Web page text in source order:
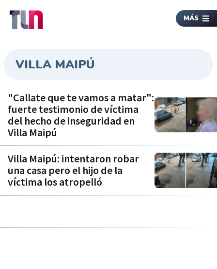
MÁS
VILLA MAIPÚ
"Callate que te vamos a matar":
fuerte testimonio de víctima
del hecho de inseguridad en
Villa Maipú
Villa Maipú: intentaron robar
una casa pero el hijo de la
víctima los atropelló